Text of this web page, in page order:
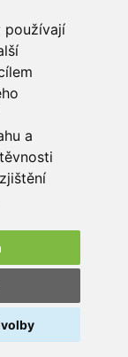
používají
a
baterií
Battery